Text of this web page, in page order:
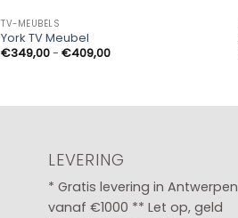
TV-MEUBELS
York TV Meubel
€349,00- €409,00Prijsklasse:
LEVERING
* Gratis levering in Antwerpen
vanaf €1000 ** Let op, geld